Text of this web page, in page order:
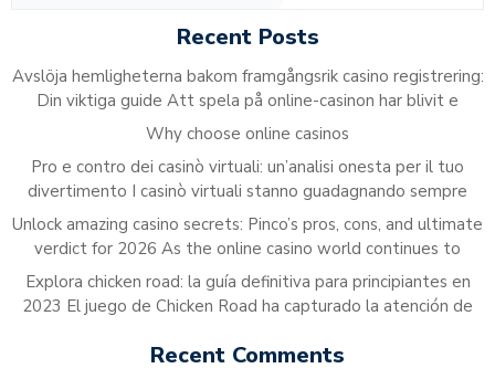
Recent Posts
Avslöja hemligheterna bakom framgångsrik casino registrering:
Din viktiga guide Att spela på online-casinon har blivit e
Why choose online casinos
Pro e contro dei casinò virtuali: un’analisi onesta per il tuo
divertimento I casinò virtuali stanno guadagnando sempre
Unlock amazing casino secrets: Pinco’s pros, cons, and ultimate
verdict for 2026 As the online casino world continues to
Explora chicken road: la guía definitiva para principiantes en
2023 El juego de Chicken Road ha capturado la atención de
Recent Comments